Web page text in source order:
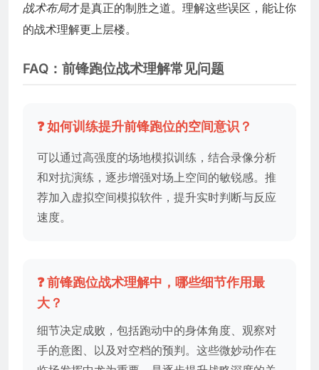
战术布局才是真正的制胜之道。理解这些误区，能让你
的战术理解更上层楼。
FAQ：前锋跑位战术理解常见问题
❓ 如何训练提升前锋跑位的空间意识？
可以通过高强度的场地模拟训练，结合录像分析
和对抗演练，逐步增强对场上空间的敏锐感。推
荐加入虚拟空间模拟软件，提升实时判断与反应
速度。
❓ 前锋跑位战术理解中，哪些细节作用最
大？
细节决定成败，包括跑动中的身体角度、观察对
手的意图、以及对空档的预判。这些微妙动作在